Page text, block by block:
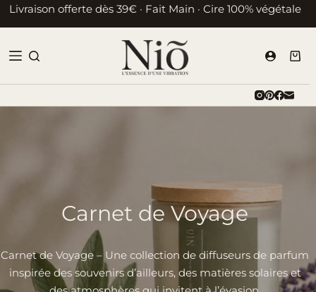
Passer
au
Livraison offerte dès 39€ · Fait Main · Cire 100% végétale
Carnet de Voyage
Carnet de Voyage – Une collection de diffuseurs de parfum
inspirée des souvenirs d’ailleurs, des matières solaires et